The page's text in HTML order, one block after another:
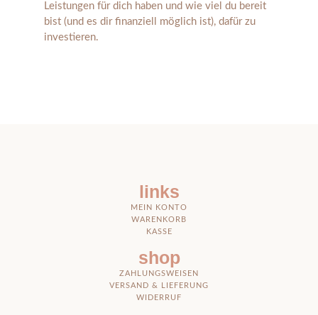
Leistungen für dich haben und wie viel du bereit
bist (und es dir finanziell möglich ist), dafür zu
investieren.
links
MEIN KONTO
WARENKORB
KASSE
shop
ZAHLUNGSWEISEN
VERSAND & LIEFERUNG
WIDERRUF